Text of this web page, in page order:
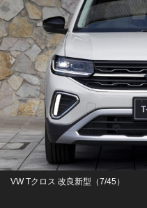
VW Tクロス 改良新型（7/45）